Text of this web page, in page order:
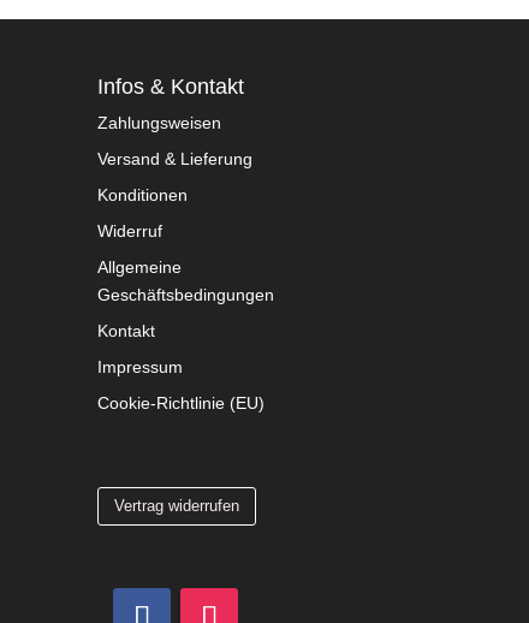
Infos & Kontakt
Zahlungsweisen
Versand & Lieferung
Konditionen
Widerruf
Allgemeine
Geschäftsbedingungen
Kontakt
Impressum
Cookie-Richtlinie (EU)
Vertrag widerrufen